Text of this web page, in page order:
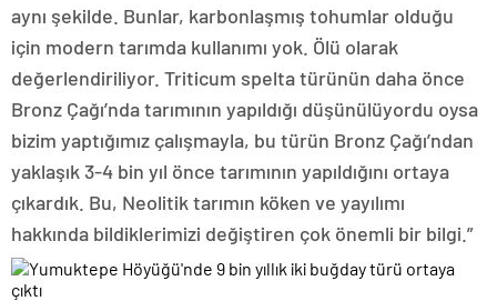
aynı şekilde. Bunlar, karbonlaşmış tohumlar olduğu
için modern tarımda kullanımı yok. Ölü olarak
değerlendiriliyor. Triticum spelta türünün daha önce
Bronz Çağı’nda tarımının yapıldığı düşünülüyordu oysa
bizim yaptığımız çalışmayla, bu türün Bronz Çağı’ndan
yaklaşık 3-4 bin yıl önce tarımının yapıldığını ortaya
çıkardık. Bu, Neolitik tarımın köken ve yayılımı
hakkında bildiklerimizi değiştiren çok önemli bir bilgi.”